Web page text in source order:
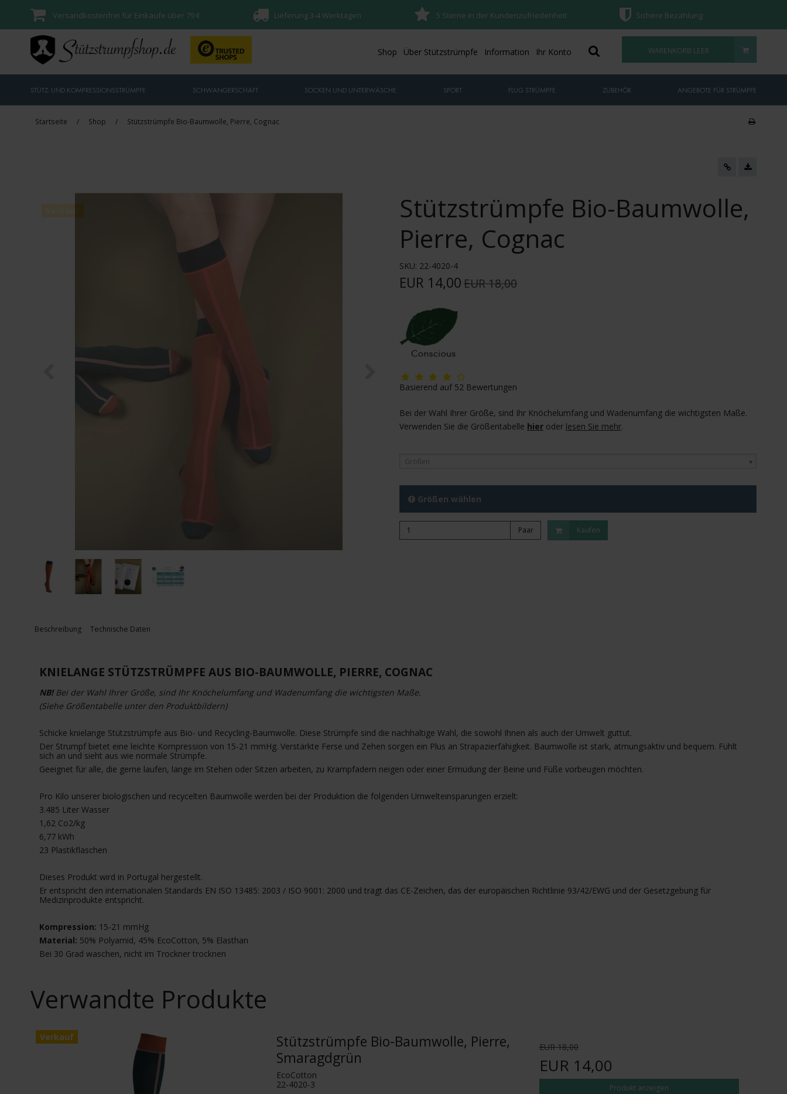
Versandkostenfrei für Einkäufe über 79 € Lieferung 3-4 Werktagen 5 Sterne in der Kundenzufriedenheit Sichere Bezahlung
WARENKORB LEER
Shop Über Stützstrümpfe Information Ihr Konto
STÜTZ- UND KOMPRESSIONSSTRÜMPFE SCHWANGERSCHAFT SOCKEN UND UNTERWÄSCHE SPORT FLUG STRÜMPFE ZUBEHÖR ANGEBOTE FÜR STRÜMPFE
Startseite / Shop / Stützstrümpfe Bio-Baumwolle, Pierre, Cognac
Stützstrümpfe Bio-Baumwolle,
Pierre, Cognac
SKU: 22-4020-4
EUR 14,00EUR 18,00
Basierend auf 52 Bewertungen
Bei der Wahl Ihrer Größe, sind Ihr Knöchelumfang und Wadenumfang die wichtigsten Maße.
Verwenden Sie die Größentabelle hier oder lesen Sie mehr.
Größen
Größen wählen
Paar Kaufen
Beschreibung Technische Daten
KNIELANGE STÜTZSTRÜMPFE AUS BIO-BAUMWOLLE, PIERRE, COGNAC
NB!Bei der Wahl Ihrer Größe, sind Ihr Knöchelumfang und Wadenumfang die wichtigsten Maße.
(Siehe Größentabelle unter den Produktbildern)
Schicke knielange Stützstrümpfe aus Bio- und Recycling-Baumwolle. Diese Strümpfe sind die nachhaltige Wahl, die sowohl Ihnen als auch der Umwelt guttut.
Der Strumpf bietet eine leichte Kompression von 15-21 mmHg. Verstärkte Ferse und Zehen sorgen ein Plus an Strapazierfähigkeit. Baumwolle ist stark, atmungsaktiv und bequem. Fühlt
sich an und sieht aus wie normale Strümpfe.
Geeignet für alle, die gerne laufen, lange im Stehen oder Sitzen arbeiten, zu Krampfadern neigen oder einer Ermüdung der Beine und Füße vorbeugen möchten.
Pro Kilo unserer biologischen und recycelten Baumwolle werden bei der Produktion die folgenden Umwelteinsparungen erzielt:
3.485 Liter Wasser
1,62 Co2/kg
6,77 kWh
23 Plastikflaschen
Dieses Produkt wird in Portugal hergestellt.
Er entspricht den internationalen Standards EN ISO 13485: 2003 / ISO 9001: 2000 und trägt das CE-Zeichen, das der europäischen Richtlinie 93/42/EWG und der Gesetzgebung für
Medizinprodukte entspricht.
Kompression: 15-21 mmHg
Material: 50% Polyamid, 45% EcoCotton, 5% Elasthan
Bei 30 Grad waschen, nicht im Trockner trocknen
Verwandte Produkte
Verkauf
Stützstrümpfe Bio-Baumwolle, Pierre,
Smaragdgrün
EcoCotton
22-4020-3
EUR 18,00
EUR 14,00
Produkt anzeigen